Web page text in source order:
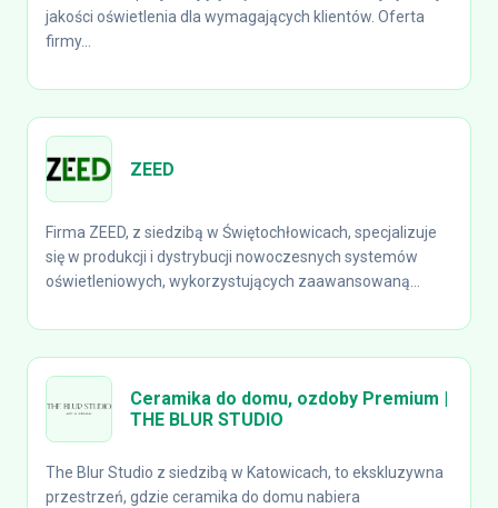
jakości oświetlenia dla wymagających klientów. Oferta
firmy...
ZEED
Firma ZEED, z siedzibą w Świętochłowicach, specjalizuje
się w produkcji i dystrybucji nowoczesnych systemów
oświetleniowych, wykorzystujących zaawansowaną...
Ceramika do domu, ozdoby Premium |
THE BLUR STUDIO
The Blur Studio z siedzibą w Katowicach, to ekskluzywna
przestrzeń, gdzie ceramika do domu nabiera